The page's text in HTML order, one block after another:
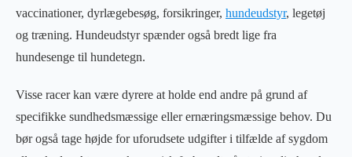
vaccinationer, dyrlægebesøg, forsikringer, hundeudstyr, legetøj
og træning. Hundeudstyr spænder også bredt lige fra
hundesenge til hundetegn.
Visse racer kan være dyrere at holde end andre på grund af
specifikke sundhedsmæssige eller ernæringsmæssige behov. Du
bør også tage højde for uforudsete udgifter i tilfælde af sygdom